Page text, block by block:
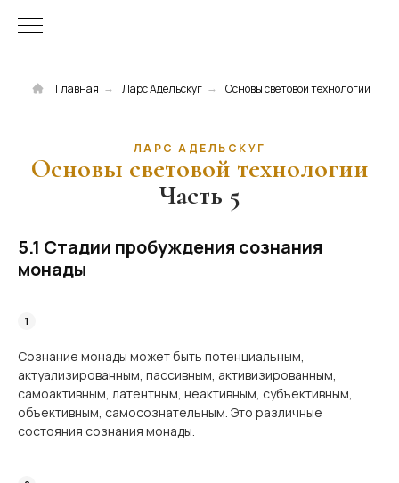
Главная → Ларс Адельскуг → Основы световой технологии
ЛАРС АДЕЛЬСКУГ
Основы световой технологии
Часть 5
5.1 Стадии пробуждения сознания
монады
Сознание монады может быть потенциальным,
актуализированным, пассивным, активизированным,
самоактивным, латентным, неактивным, субъективным,
объективным, самосознательным. Это различные
состояния сознания монады.